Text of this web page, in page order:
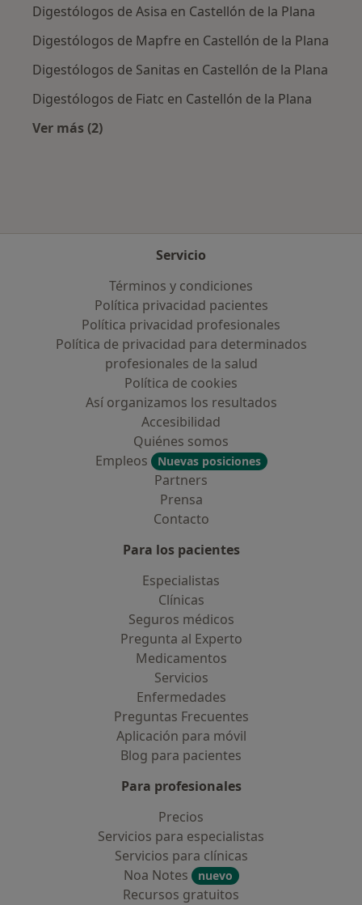
Digestólogos de Asisa en Castellón de la Plana
Digestólogos de Mapfre en Castellón de la Plana
Digestólogos de Sanitas en Castellón de la Plana
Digestólogos de Fiatc en Castellón de la Plana
Ver más (2)
Servicio
Términos y condiciones
Política privacidad pacientes
Política privacidad profesionales
Política de privacidad para determinados
profesionales de la salud
Política de cookies
Así organizamos los resultados
Accesibilidad
Quiénes somos
Empleos
Nuevas posiciones
Partners
Prensa
Contacto
Para los pacientes
Especialistas
Clínicas
Seguros médicos
Pregunta al Experto
Medicamentos
Servicios
Enfermedades
Preguntas Frecuentes
Aplicación para móvil
Blog para pacientes
Para profesionales
Precios
Servicios para especialistas
Servicios para clínicas
Noa Notes
nuevo
Recursos gratuitos